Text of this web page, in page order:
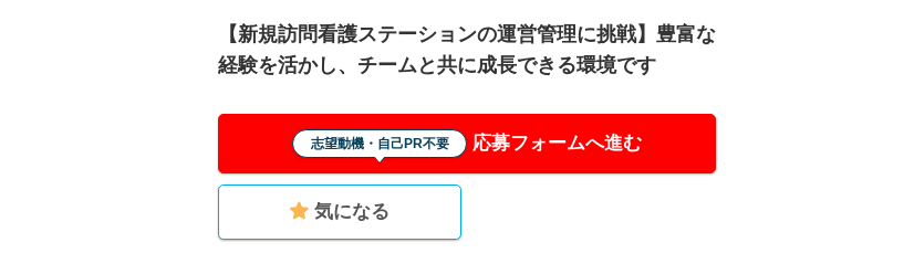
【新規訪問看護ステーションの運営管理に挑戦】豊富な
経験を活かし、チームと共に成長できる環境です
志望動機・自己PR不要 応募フォームへ進む
気になる